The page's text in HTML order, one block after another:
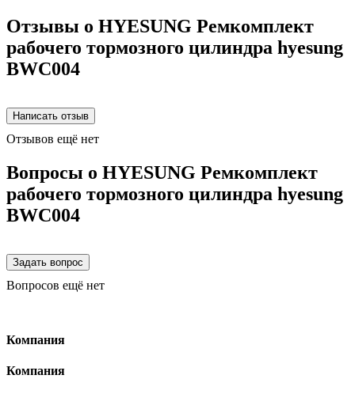
Отзывы о HYESUNG Ремкомплект
рабочего тормозного цилиндра hyesung
BWC004
Отзывов ещё нет
Вопросы о HYESUNG Ремкомплект
рабочего тормозного цилиндра hyesung
BWC004
Вопросов ещё нет
Компания
Компания